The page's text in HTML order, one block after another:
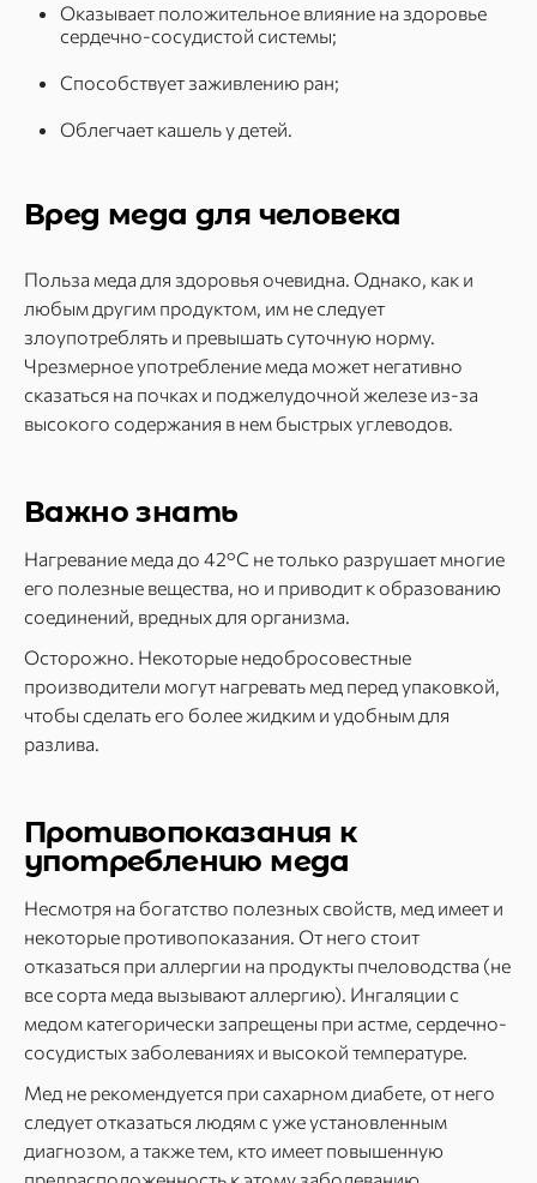
Оказывает положительное влияние на здоровье
сердечно-сосудистой системы;
Способствует заживлению ран;
Облегчает кашель у детей.
Вред меда для человека
Польза меда для здоровья очевидна. Однако, как и
любым другим продуктом, им не следует
злоупотреблять и превышать суточную норму.
Чрезмерное употребление меда может негативно
сказаться на почках и поджелудочной железе из-за
высокого содержания в нем быстрых углеводов.
Важно знать
Нагревание меда до 42°C не только разрушает многие
его полезные вещества, но и приводит к образованию
соединений, вредных для организма.
Осторожно. Некоторые недобросовестные
производители могут нагревать мед перед упаковкой,
чтобы сделать его более жидким и удобным для
разлива.
Противопоказания к
употреблению меда
Несмотря на богатство полезных свойств, мед имеет и
некоторые противопоказания. От него стоит
отказаться при аллергии на продукты пчеловодства (не
все сорта меда вызывают аллергию). Ингаляции с
медом категорически запрещены при астме, сердечно-
сосудистых заболеваниях и высокой температуре.
Мед не рекомендуется при сахарном диабете, от него
следует отказаться людям с уже установленным
диагнозом, а также тем, кто имеет повышенную